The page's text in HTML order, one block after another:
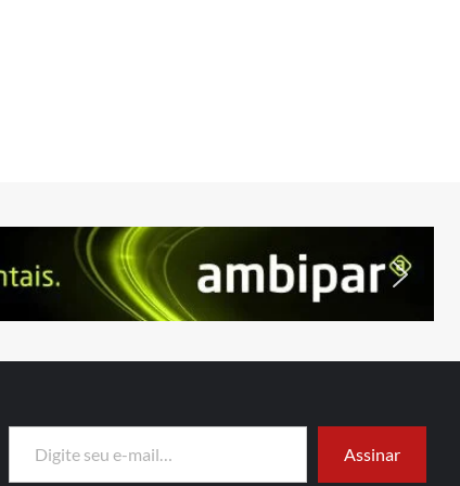
Digite seu e-mail…
Assinar